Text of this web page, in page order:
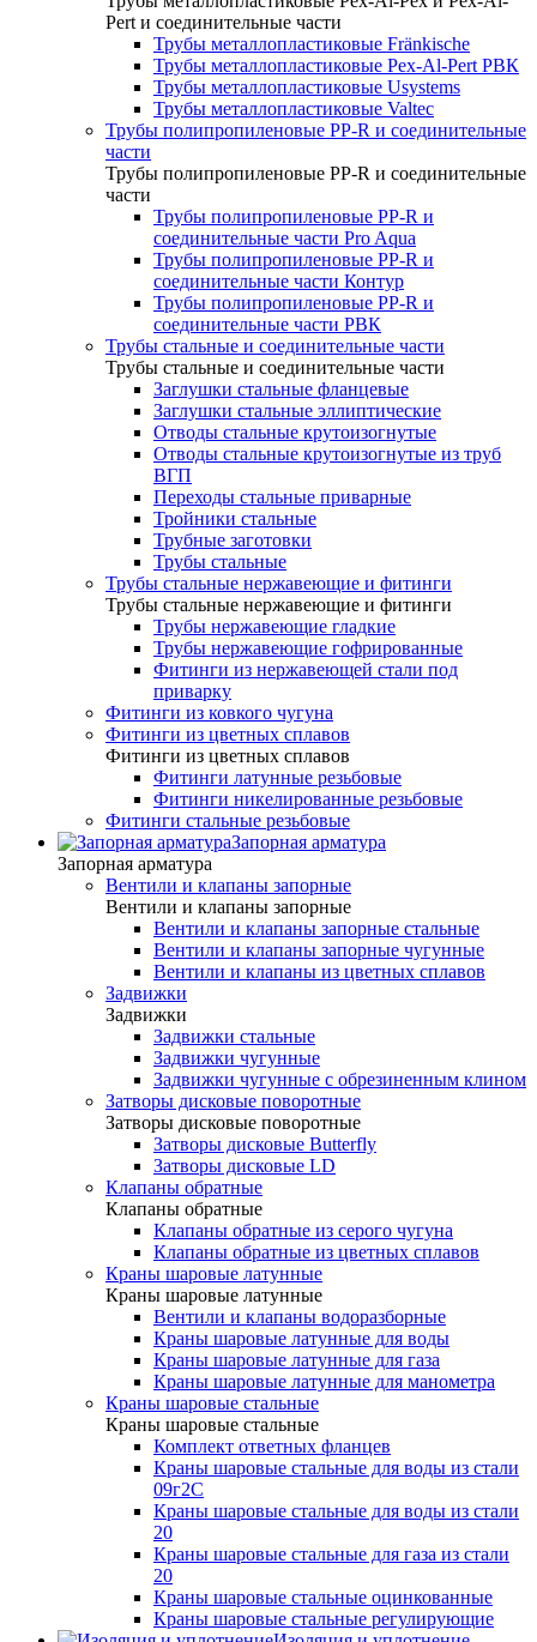
Pert и соединительные части
Трубы металлопластиковые Fränkische
Трубы металлопластиковые Pex-Al-Pert РВК
Трубы металлопластиковые Usystems
Трубы металлопластиковые Valtec
Трубы полипропиленовые PP-R и соединительные
части
Трубы полипропиленовые PP-R и соединительные
части
Трубы полипропиленовые PP-R и
соединительные части Pro Aqua
Трубы полипропиленовые PP-R и
соединительные части Контур
Трубы полипропиленовые PP-R и
соединительные части РВК
Трубы стальные и соединительные части
Трубы стальные и соединительные части
Заглушки стальные фланцевые
Заглушки стальные эллиптические
Отводы стальные крутоизогнутые
Отводы стальные крутоизогнутые из труб
ВГП
Переходы стальные приварные
Тройники стальные
Трубные заготовки
Трубы стальные
Трубы стальные нержавеющие и фитинги
Трубы стальные нержавеющие и фитинги
Трубы нержавеющие гладкие
Трубы нержавеющие гофрированные
Фитинги из нержавеющей стали под
приварку
Фитинги из ковкого чугуна
Фитинги из цветных сплавов
Фитинги из цветных сплавов
Фитинги латунные резьбовые
Фитинги никелированные резьбовые
Фитинги стальные резьбовые
Запорная арматура
Запорная арматура
Вентили и клапаны запорные
Вентили и клапаны запорные
Вентили и клапаны запорные стальные
Вентили и клапаны запорные чугунные
Вентили и клапаны из цветных сплавов
Задвижки
Задвижки
Задвижки стальные
Задвижки чугунные
Задвижки чугунные с обрезиненным клином
Затворы дисковые поворотные
Затворы дисковые поворотные
Затворы дисковые Butterfly
Затворы дисковые LD
Клапаны обратные
Клапаны обратные
Клапаны обратные из серого чугуна
Клапаны обратные из цветных сплавов
Краны шаровые латунные
Краны шаровые латунные
Вентили и клапаны водоразборные
Краны шаровые латунные для воды
Краны шаровые латунные для газа
Краны шаровые латунные для манометра
Краны шаровые стальные
Краны шаровые стальные
Комплект ответных фланцев
Краны шаровые стальные для воды из стали
09г2С
Краны шаровые стальные для воды из стали
20
Краны шаровые стальные для газа из стали
20
Краны шаровые стальные оцинкованные
Краны шаровые стальные регулирующие